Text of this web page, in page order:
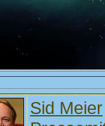
Sid Meier